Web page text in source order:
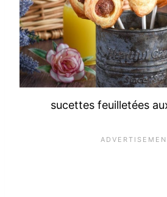
sucettes feuilletées